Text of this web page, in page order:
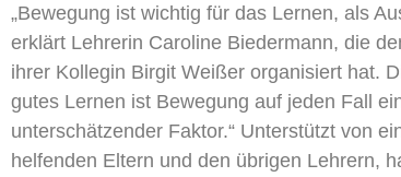
„Bewegung ist wichtig für das Lernen, als
erklärt Lehrerin Caroline Biedermann, die
ihrer Kollegin Birgit Weißer organisiert hat.
gutes Lernen ist Bewegung auf jeden Fall
unterschätzender Faktor.“ Unterstützt von
helfenden Eltern und den übrigen Lehrern,